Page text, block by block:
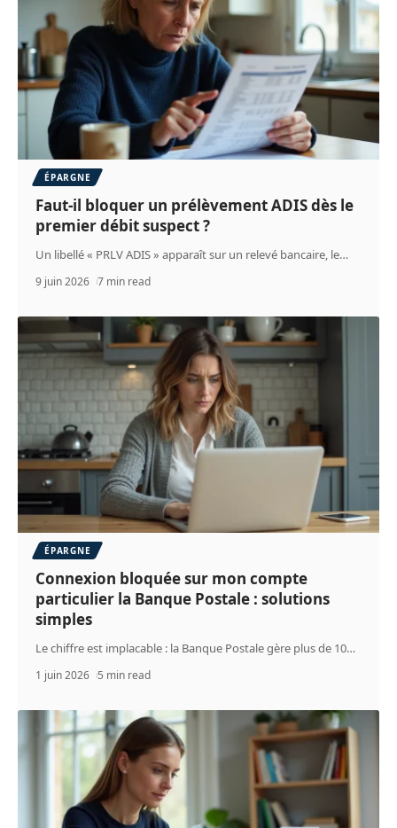
ÉPARGNE
Faut-il bloquer un prélèvement ADIS dès le
premier débit suspect ?
Un libellé « PRLV ADIS » apparaît sur un relevé bancaire, le…
9 juin 2026 7 min read
ÉPARGNE
Connexion bloquée sur mon compte
particulier la Banque Postale : solutions
simples
Le chiffre est implacable : la Banque Postale gère plus de 10…
1 juin 2026 5 min read